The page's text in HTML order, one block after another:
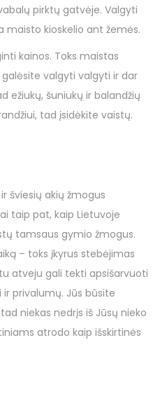
pirktų gatvėje. Valgyti
kioskelio ant žemės.
kainos. Toks maistas
galėsite valgyti valgyti ir dar
ežiukų, šuniukų ir balandžių
tad įsidėkite vaistų.
šviesių akių žmogus
taip pat, kaip Lietuvoje
tamsaus gymio žmogus.
– toks įkyrus stebėjimas
atveju gali tekti apsišarvuoti
privalumų. Jūs būsite
niekas nedrįs iš Jūsų nieko
atrodo kaip išskirtinės